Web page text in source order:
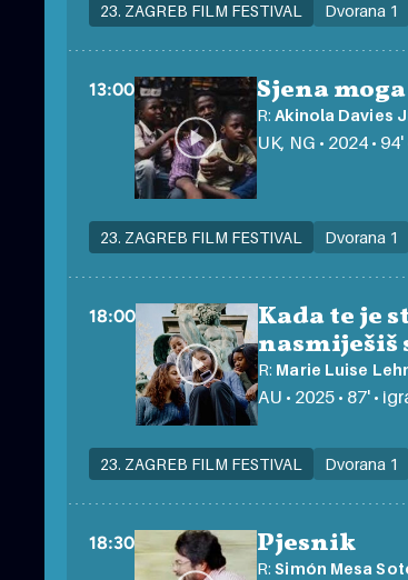
23. ZAGREB FILM FESTIVAL Dvorana 1
13:00 Sjena
R:Akinola Davies
UK, NG • 2024 •
23. ZAGREB FILM FESTIVAL Dvorana 1
18:00
Kada te je
nasmiješiš
R: Marie Luise
AU • 2025 • 87' •
23. ZAGREB FILM FESTIVAL Dvorana 1
18:30 Pjesnik
R:Simón Mesa